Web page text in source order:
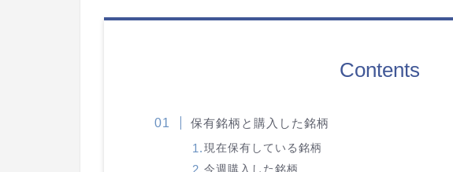
Contents
保有銘柄と購入した銘柄
現在保有している銘柄
今週購入した銘柄